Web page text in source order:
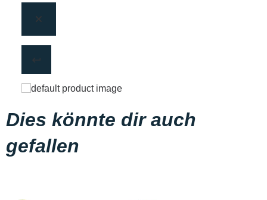
Dies könnte dir auch
gefallen